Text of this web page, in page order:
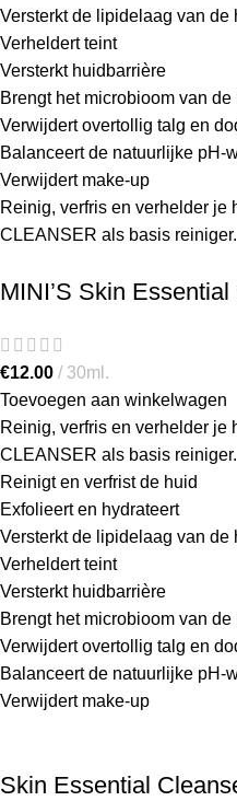
Versterkt de lipidelaag van de
Verheldert teint
Versterkt huidbarrière
Brengt het microbioom van
Verwijdert overtollig talg en
Balanceert de natuurlijke pH-
Verwijdert make-up
Reinig, verfris en verhelder je
CLEANSER als basis reiniger.
MINI’S Skin
€12.00
30ml.
Toevoegen aan winkelwagen
Reinig, verfris en verhelder je
CLEANSER als basis reiniger.
Reinigt en verfrist de huid
Exfolieert en hydrateert
Versterkt de lipidelaag van de
Verheldert teint
Versterkt huidbarrière
Brengt het microbioom van
Verwijdert overtollig talg en
Balanceert de natuurlijke pH-
Verwijdert make-up
Skin Essential